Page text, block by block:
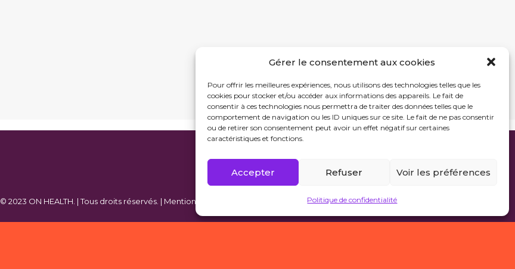
Gérer le consentement aux cookies
Pour offrir les meilleures expériences, nous utilisons des technologies telles que les
cookies pour stocker et/ou accéder aux informations des appareils. Le fait de
consentir à ces technologies nous permettra de traiter des données telles que le
comportement de navigation ou les ID uniques sur ce site. Le fait de ne pas consentir
ou de retirer son consentement peut avoir un effet négatif sur certaines
caractéristiques et fonctions.
Accepter Refuser Voir les préférences
Politique de confidentialité
© 2023 ON HEALTH. | Tous droits réservés. | Mentions légales